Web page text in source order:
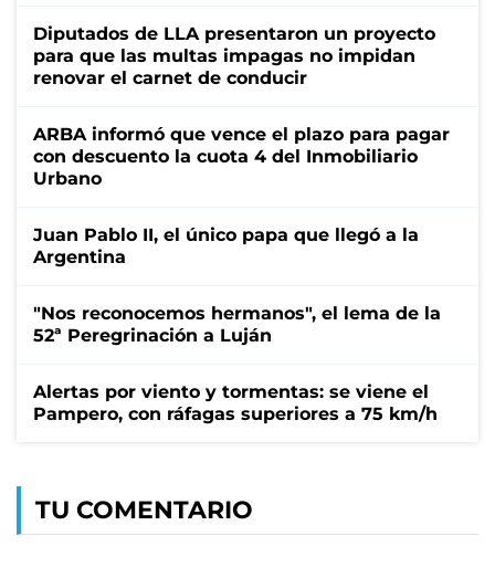
Diputados de LLA presentaron un proyecto
para que las multas impagas no impidan
renovar el carnet de conducir
ARBA informó que vence el plazo para pagar
con descuento la cuota 4 del Inmobiliario
Urbano
Juan Pablo II, el único papa que llegó a la
Argentina
"Nos reconocemos hermanos", el lema de la
52ª Peregrinación a Luján
Alertas por viento y tormentas: se viene el
Pampero, con ráfagas superiores a 75 km/h
TU COMENTARIO